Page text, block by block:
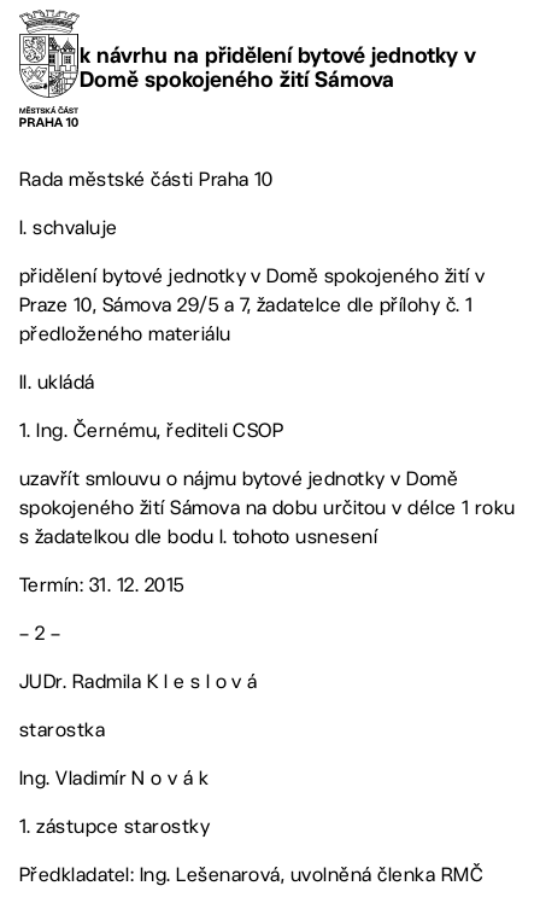
k návrhu na přidělení bytové jednotky v
Domě spokojeného žití Sámova
Rada městské části Praha 10
I. schvaluje
přidělení bytové jednotky v Domě spokojeného žití v
Praze 10, Sámova 29/5 a 7, žadatelce dle přílohy č. 1
předloženého materiálu
II. ukládá
1. Ing. Černému, řediteli CSOP
uzavřít smlouvu o nájmu bytové jednotky v Domě
spokojeného žití Sámova na dobu určitou v délce 1 roku
s žadatelkou dle bodu I. tohoto usnesení
Termín: 31. 12. 2015
– 2 –
JUDr. Radmila K l e s l o v á
starostka
Ing. Vladimír N o v á k
1. zástupce starostky
Předkladatel: Ing. Lešenarová, uvolněná členka RMČ